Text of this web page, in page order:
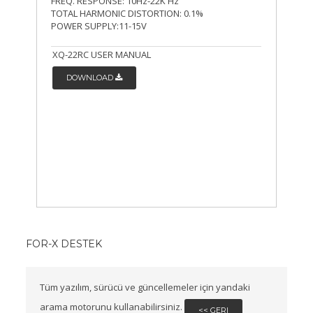
TOTAL HARMONIC DISTORTION: 0.1%
POWER SUPPLY:11-15V
XQ-22RC USER MANUAL
DOWNLOAD
FOR-X DESTEK
Tüm yazılım, sürücü ve güncellemeler için yandaki
arama motorunu kullanabilirsiniz.
<< GERI